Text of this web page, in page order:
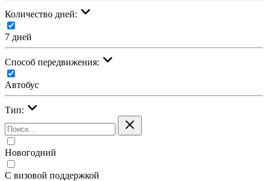
Количество дней:
7 дней
Cпособ передвижения:
Автобус
Тип:
Новогодний
С визовой поддержкой